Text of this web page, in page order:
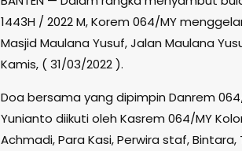
1443H / 2022 M, Korem 064/MY
Masjid Maulana Yusuf, Jalan Maulana
Kamis, ( 31/03/2022 ).
Doa bersama yang dipimpin Danrem
Yunianto diikuti oleh Kasrem 064/MY
Achmadi, Para Kasi, Perwira staf,